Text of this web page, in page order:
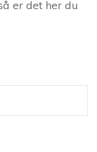
er det her du